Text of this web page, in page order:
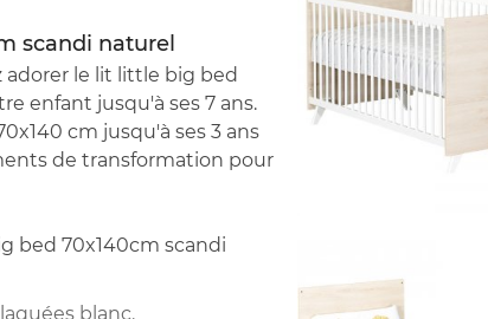
scandi naturel
adorer le lit little big bed
enfant jusqu'à ses 7 ans.
cm jusqu'à ses 3 ans
de transformation pour
bed 70x140cm scandi
blanc.